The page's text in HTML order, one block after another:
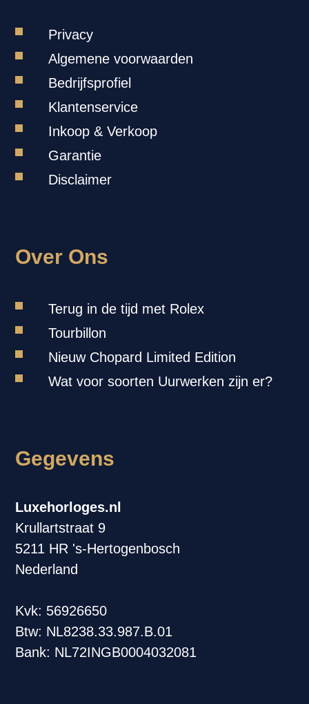
Privacy
Algemene voorwaarden
Bedrijfsprofiel
Klantenservice
Inkoop & Verkoop
Garantie
Disclaimer
Over Ons
Terug in de tijd met Rolex
Tourbillon
Nieuw Chopard Limited Edition
Wat voor soorten Uurwerken zijn er?
Gegevens
Luxehorloges.nl
Krullartstraat 9
5211 HR 's-Hertogenbosch
Nederland
Kvk: 56926650
Btw: NL8238.33.987.B.01
Bank: NL72INGB0004032081